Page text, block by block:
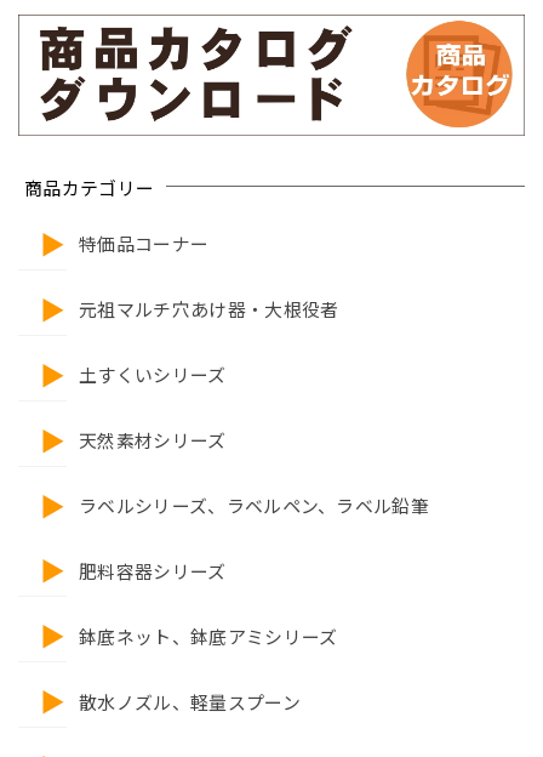
商品カテゴリー
特価品コーナー
元祖マルチ穴あけ器・大根役者
土すくいシリーズ
天然素材シリーズ
ラベルシリーズ、ラベルペン、ラベル鉛筆
肥料容器シリーズ
鉢底ネット、鉢底アミシリーズ
散水ノズル、軽量スプーン